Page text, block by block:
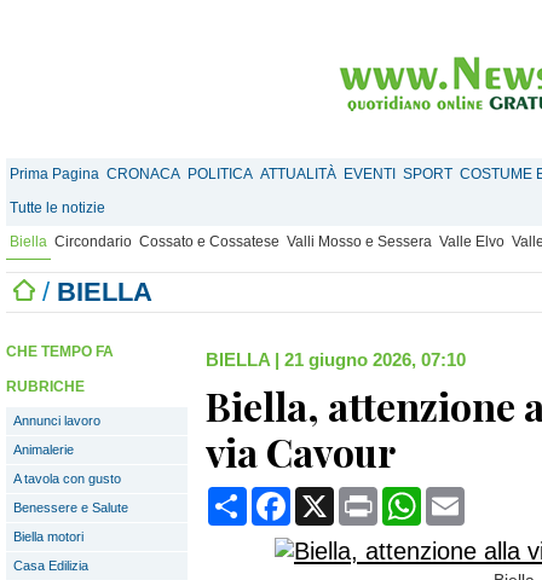
Prima Pagina CRONACA POLITICA ATTUALITÀ EVENTI SPORT COSTUME
Tutte le notizie
Biella Circondario Cossato e Cossatese Valli Mosso e Sessera Valle Elvo
/ BIELLA
CHE TEMPO FA
RUBRICHE
Annunci lavoro
Animalerie
A tavola con gusto
Benessere e Salute
Biella motori
Casa Edilizia
BIELLA | 21 giugno 2026, 07:10
Biella, attenzione
via Cavour
CondividiFacebook
X Print WhatsApp